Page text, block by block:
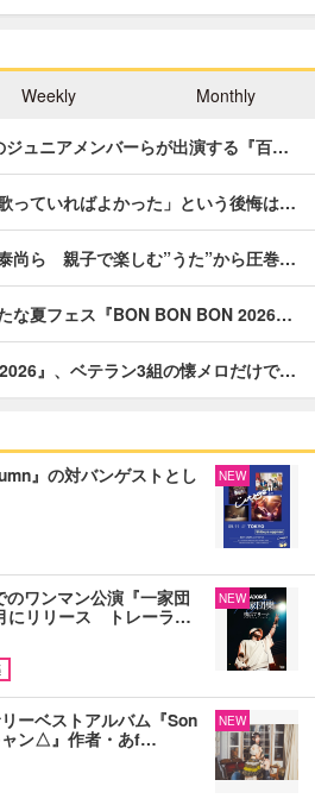
Weekly Monthly
ジュニアメンバーらが出演する『百…
っていればよかった」という後悔は…
尚ら 親子で楽しむ”うた”から圧巻…
な夏フェス『BON BON BON 2026…
2026』、ベテラン3組の懐メロだけで…
』の対バンゲストとし
NEW
ワンマン公演『一家団
にリリース トレーラ…
NEW
ーベストアルバム『Son
ャン△』作者・あf…
NEW